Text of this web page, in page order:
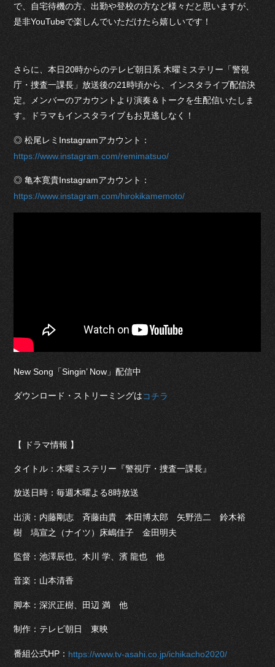
で、自宅待機の方、出勤や登校の方など様々だと思いますが、
是非YouTubeで楽しんでいただけたら嬉しいです！
さらに、本日20時からのテレビ朝日系 木曜ミステリー「警視
庁・捜査一課長」放送後の21時頃から、インスタライブ配信決
定。メンバーのアカウントより演奏＆トークを生配信いたしま
す。ドラマもインスタライブもお見逃しなく！
◎ 松尾レミInstagramアカウント：
https://www.instagram.com/remimatsuo/
◎ 亀本寛貴Instagramアカウント：
https://www.instagram.com/hirokikamemoto/
New Song「Singin’ Now」配信中
ダウンロード・ストリーミングはコチラ
【 ドラマ情報 】
タイトル：木曜ミステリー『警視庁・捜査一課長』
放送日時：毎週木曜よる8時放送
出演：内藤剛志 斉藤由貴 本田博太郎 矢野浩二 鈴木裕
樹 塙宣之（ナイツ）床嶋佳子 金田明夫
監督：池澤辰也、木川 学、濱 龍也 他
音楽：山本清香
脚本：深沢正樹、田辺 満 他
制作：テレビ朝日 東映
番組公式HP： https://www.tv-asahi.co.jp/ichikacho2020/